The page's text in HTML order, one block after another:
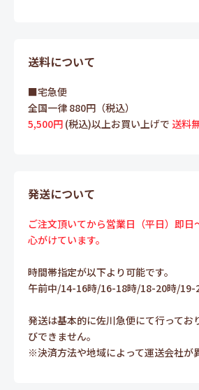
送料について
■宅急便
全国一律 880円（税込）
5,500円 (税込)以上お買い上げで 送料
発送について
ご注文頂いてから営業日（平日）即日
心がけています。
時間帯指定が以下より可能です。
午前中/14-16時/16-18時/18-20時/19-
発送は基本的に佐川急便にて行ってお
びできません。
※決済方法や地域によって運送会社が